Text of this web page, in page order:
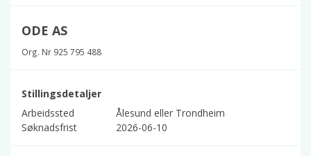
ODE AS
Org. Nr 925 795 488
Stillingsdetaljer
Arbeidssted
Ålesund eller Trondheim
Søknadsfrist
2026-06-10